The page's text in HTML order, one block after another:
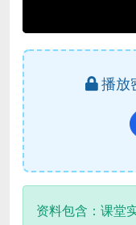
播放
资料包含：课堂